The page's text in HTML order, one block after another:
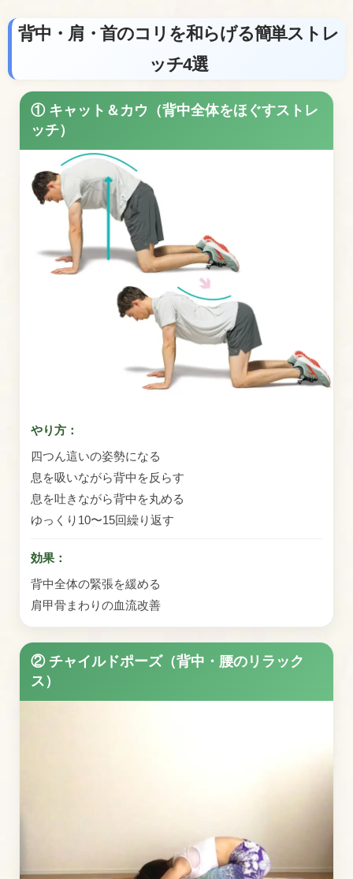
背中・肩・首のコリを和らげる簡単ストレ
ッチ4選
① キャット＆カウ（背中全体をほぐすストレ
ッチ）
やり方：
四つん這いの姿勢になる
息を吸いながら背中を反らす
息を吐きながら背中を丸める
ゆっくり10〜15回繰り返す
効果：
背中全体の緊張を緩める
肩甲骨まわりの血流改善
② チャイルドポーズ（背中・腰のリラック
ス）